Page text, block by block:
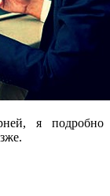
я подробно